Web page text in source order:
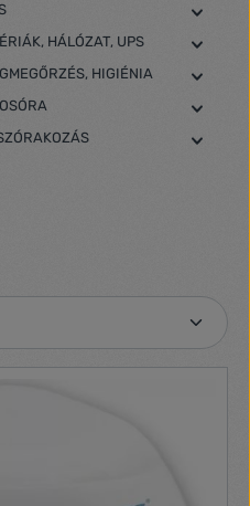
HÁLÓZAT, UPS
HIGIÉNIA